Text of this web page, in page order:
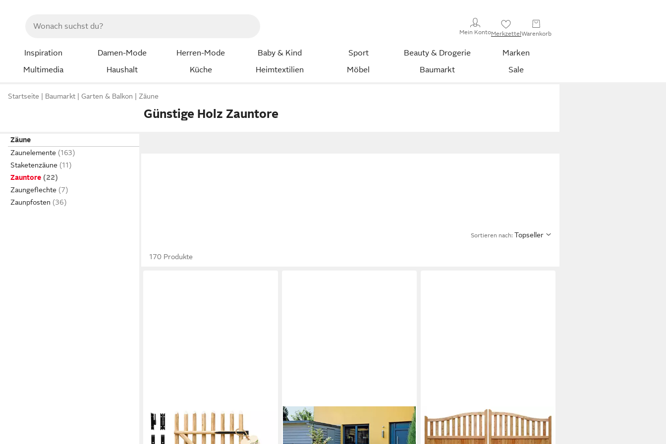
Mein KontoMerkzettelWarenkorb
Inspiration Damen-Mode Herren-Mode Baby & Kind Sport Beauty & Drogerie
Marken
Multimedia
Haushalt Küche Heimtextilien Möbel Baumarkt Sale
Startseite Baumarkt Garten & Balkon Zäune
Günstige Holz Zauntore
Zäune
Zaunelemente
Staketenzäune
Zauntore
Zaungeflechte
Zaunpfosten
Sortieren nach: Topseller
170 Produkte
FLORANICA
Gartentor Zauntor aus Haselnussholz
Staketentor für Staketenzaun inkl
TETZNER & JENTZSCH
Gartentor Houston
192,49 € UVP 226,92 €
GARTENLAND
Zaundoppeltür Doppelflügel Tor Graz
300x90/105 cm Lärche –